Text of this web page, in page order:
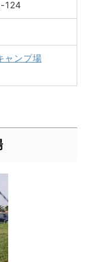
124
ャンプ場